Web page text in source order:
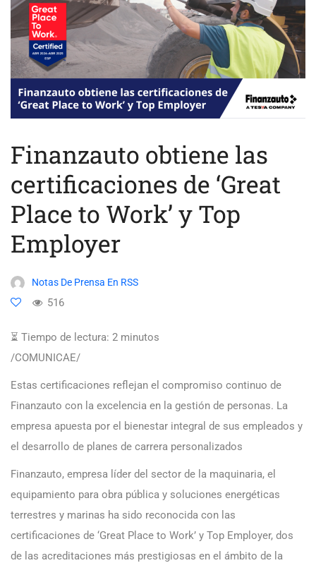
Finanzauto obtiene las
certificaciones de ‘Great
Place to Work’ y Top
Employer
Notas De Prensa En RSS
516
⏳ Tiempo de lectura: 2 minutos
/COMUNICAE/
Estas certificaciones reflejan el compromiso continuo de
Finanzauto con la excelencia en la gestión de personas. La
empresa apuesta por el bienestar integral de sus empleados y
el desarrollo de planes de carrera personalizados
Finanzauto, empresa líder del sector de la maquinaria, el
equipamiento para obra pública y soluciones energéticas
terrestres y marinas ha sido reconocida con las
certificaciones de ‘Great Place to Work’ y Top Employer, dos
de las acreditaciones más prestigiosas en el ámbito de la